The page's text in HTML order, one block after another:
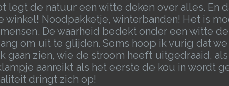
de natuur een witte deken over alles. En
Noodpakketje, winterbanden! Het is
De waarheid bedekt onder een witte
om uit te glijden. Soms hoop ik vurig dat
zien, wie de stroom heeft uitgedraaid,
aanreikt als het eerste de kou in wordt
dringt zich op!